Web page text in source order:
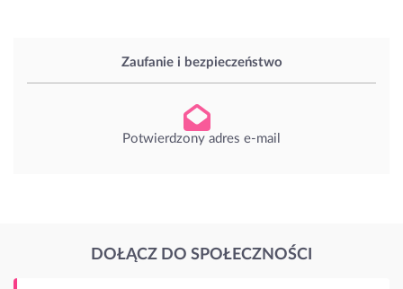
Zaufanie i bezpieczeństwo
Potwierdzony adres e-mail
DOŁĄCZ DO SPOŁECZNOŚCI